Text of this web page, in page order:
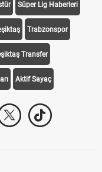
Süper Lig Haberleri
Trabzonspor
Transfer
Aktif Sayaç